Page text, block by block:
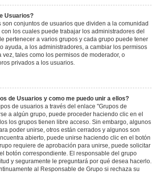
Usuarios?
son conjuntos de usuarios que dividen a la comunidad
los cuales puede trabajar los administradores del
pertenecer a varios grupos y cada grupo puede tener
ayuda, a los administradores, a cambiar los permisos
vez, tales como los permisos de moderador, o
privados a los usuarios.
de Usuarios y como me puedo unir a ellos?
de usuarios a través del enlace "Grupos de
a algún grupo, puede proceder haciendo clic en el
los grupos tienen libre acceso. Sin embargo, algunos
poder unirse, otros están cerrados y algunos son
abierto, puede unirse haciendo clic en el botón
requiere de aprobación para unirse, puede solicitar
botón correspondiente. El responsable del grupo
y seguramente le preguntará por qué desea hacerlo.
al Responsable de Grupo si rechaza su